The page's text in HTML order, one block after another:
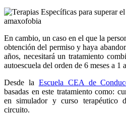
En cambio, un caso en el que la
obtención del permiso y haya
años, necesitará un tratamiento
autoescuela del orden de 6 meses a 1
Desde la Escuela CEA de
basadas en este tratamiento como:
en simulador y curso terapéutico
circuito.